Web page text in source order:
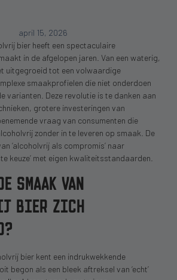
april 15, 2026
bier heeft een spectaculaire
in de afgelopen jaren. Van een waterig,
uitgegroeid tot een volwaardige
smaakprofielen die niet onderdoen
varianten. Deze revolutie is te danken aan
grotere investeringen van
vraag van consumenten die
zonder in te leveren op smaak. De
‘alcoholvrij als compromis’ naar
keuze’ met eigen kwaliteitsstandaarden.
SMAAK VAN
BIER ZICH
bier kent een indrukwekkende
begon als een bleek aftreksel van ‘echt’